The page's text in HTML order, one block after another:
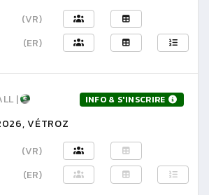
(VR)
(ER)
| INFO & S'INSCRIRE
VÉTROZ
(VR)
(ER)